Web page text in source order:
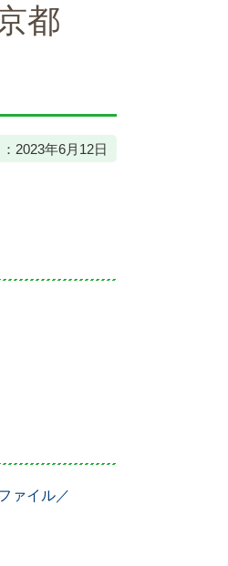
都
2023年6月12日
ァイル／